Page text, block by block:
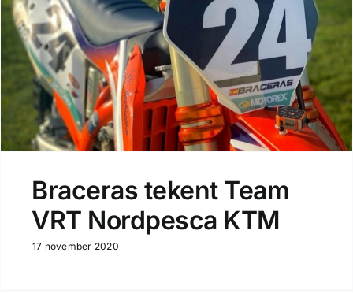
Braceras tekent Team
VRT Nordpesca KTM
17 november 2020